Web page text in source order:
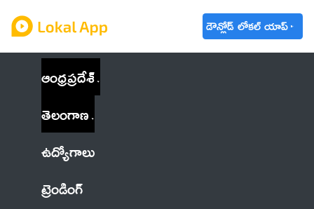
డౌన్లోడ్ లోకల్ యాప్
ఆంధ్రప్రదేశ్
తెలంగాణ
ఉద్యోగాలు
ట్రెండింగ్